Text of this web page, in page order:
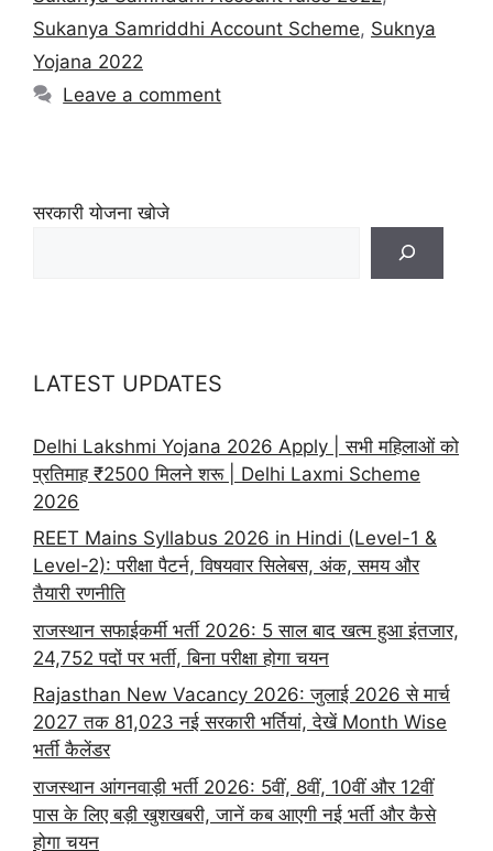
Sukanya Samriddhi Account Scheme, Suknya
Yojana 2022
Leave a comment
सरकारी योजना खोजे
LATEST UPDATES
Delhi Lakshmi Yojana 2026 Apply | सभी महिलाओं को
प्रतिमाह ₹2500 मिलने शरू | Delhi Laxmi Scheme
2026
REET Mains Syllabus 2026 in Hindi (Level-1 &
Level-2): परीक्षा पैटर्न, विषयवार सिलेबस, अंक, समय और
तैयारी रणनीति
राजस्थान सफाईकर्मी भर्ती 2026: 5 साल बाद खत्म हुआ इंतजार,
24,752 पदों पर भर्ती, बिना परीक्षा होगा चयन
Rajasthan New Vacancy 2026: जुलाई 2026 से मार्च
2027 तक 81,023 नई सरकारी भर्तियां, देखें Month Wise
भर्ती कैलेंडर
राजस्थान आंगनवाड़ी भर्ती 2026: 5वीं, 8वीं, 10वीं और 12वीं
पास के लिए बड़ी खुशखबरी, जानें कब आएगी नई भर्ती और कैसे
होगा चयन